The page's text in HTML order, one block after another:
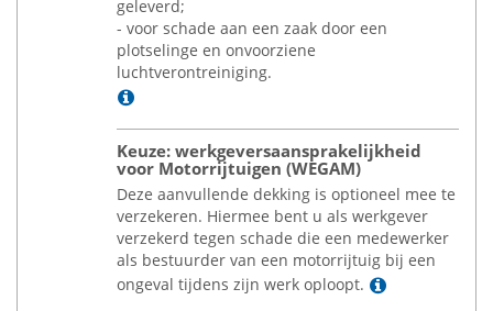
geleverd;
- voor schade aan een zaak door een
plotselinge en onvoorziene
luchtverontreiniging.
Lees meer
Keuze: werkgeversaansprakelijkheid
voor Motorrijtuigen (WEGAM)
Deze aanvullende dekking is optioneel mee te
verzekeren. Hiermee bent u als werkgever
verzekerd tegen schade die een medewerker
als bestuurder van een motorrijtuig bij een
ongeval tijdens zijn werk oploopt.
Lees meer